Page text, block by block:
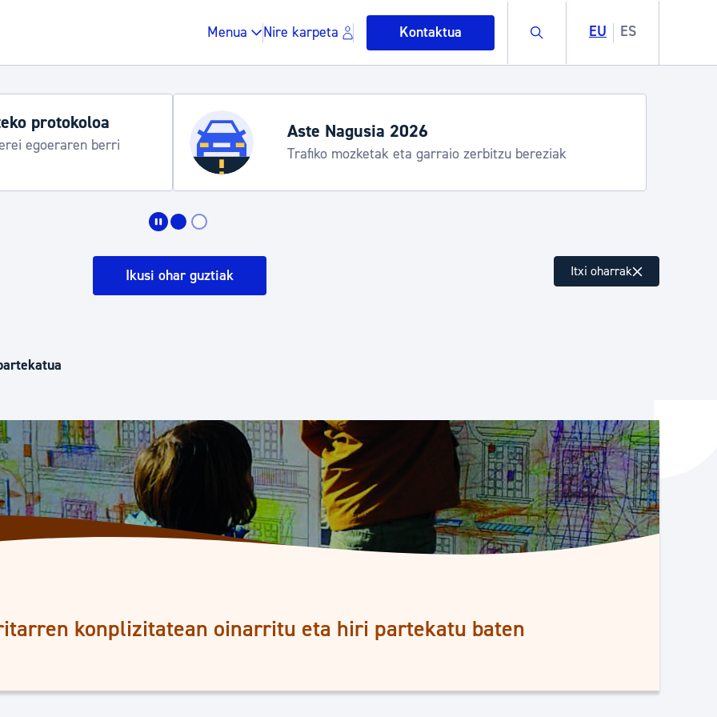
Menua Nire karpeta Kontaktua Buscar EU ES
Gune publikoa, hondakinak eta ingurumena
Garapen ekonomikoa eta enplegua
Berdintasuna, Giza Eskubideak eta bizikidetza
Kultura
protokoloa
egoeraren berri
Aste Nagusia 2026
Trafiko mozketak eta garraio zerbitzu bereziak
Ikusi ohar guztiak Itxi oharrak
konplizitatean oinarritu eta hiri partekatu baten